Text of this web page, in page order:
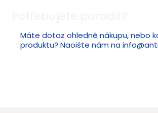
Máte dotaz ohledně nákupu, nebo
produktu? Naoište nám na